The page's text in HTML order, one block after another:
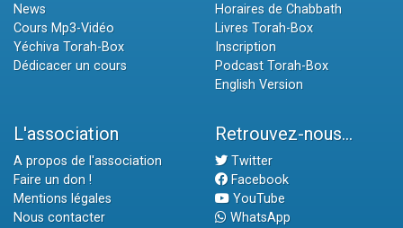
News
Cours Mp3-Vidéo
Yéchiva Torah-Box
Dédicacer un cours
Horaires de Chabbath
Livres Torah-Box
Inscription
Podcast Torah-Box
English Version
L'association
A propos de l'association
Faire un don !
Mentions légales
Nous contacter
Retrouvez-nous...
Twitter
Facebook
YouTube
WhatsApp